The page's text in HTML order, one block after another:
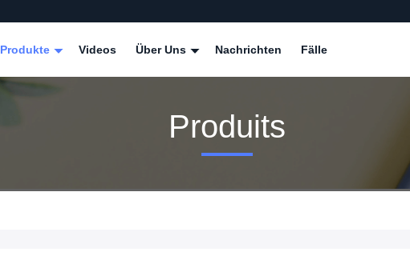
Produkte Videos Über Uns Nachrichten Fälle
Produits